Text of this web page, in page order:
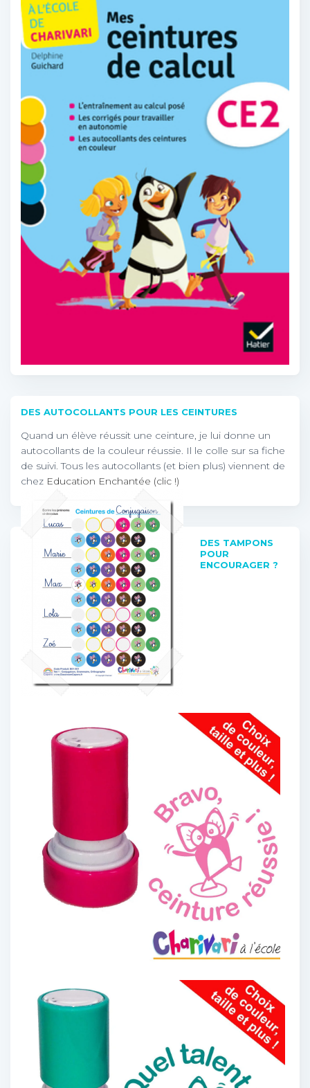
DES AUTOCOLLANTS POUR LES CEINTURES
Quand un élève réussit une ceinture, je lui donne un
autocollants de la couleur réussie. Il le colle sur sa fiche
de suivi. Tous les autocollants (et bien plus) viennent de
chez Education Enchantée (clic !)
DES TAMPONS
POUR
ENCOURAGER ?